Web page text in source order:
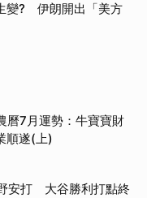
變? 伊朗開出「美方
曆7月運勢：牛寶寶財
順遂(上)
安打 大谷勝利打點終